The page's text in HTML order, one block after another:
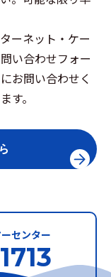
ーネット・ケー
い合わせフォー
お問い合わせく
す。
センター